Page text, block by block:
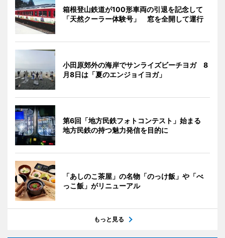
箱根登山鉄道が100形車両の引退を記念して
「天然クーラー体験号」 窓を全開して運行
小田原郊外の海岸でサンライズビーチヨガ 8
月8日は「夏のエンジョイヨガ」
第6回「地方民鉄フォトコンテスト」始まる
地方民鉄の持つ魅力発信を目的に
「あしのこ茶屋」の名物「のっけ飯」や「べ
っこ飯」がリニューアル
もっと見る